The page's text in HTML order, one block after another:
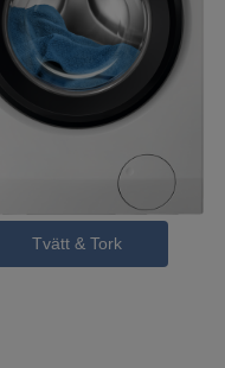
Tvätt & Tork